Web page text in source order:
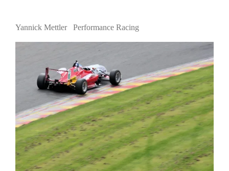
Yannick Mettler Performance Racing